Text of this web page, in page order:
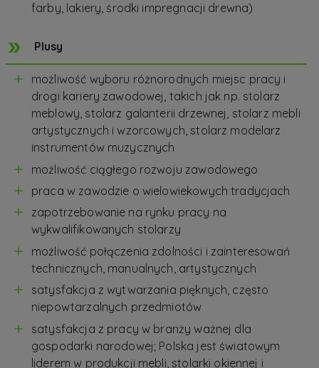
farby, lakiery, środki impregnacji drewna)
Plusy
możliwość wyboru różnorodnych miejsc pracy i
drogi kariery zawodowej, takich jak np. stolarz
meblowy, stolarz galanterii drzewnej, stolarz mebli
artystycznych i wzorcowych, stolarz modelarz
instrumentów muzycznych
możliwość ciągłego rozwoju zawodowego
praca w zawodzie o wielowiekowych tradycjach
zapotrzebowanie na rynku pracy na
wykwalifikowanych stolarzy
możliwość połączenia zdolności i zainteresowań
technicznych, manualnych, artystycznych
satysfakcja z wytwarzania pięknych, często
niepowtarzalnych przedmiotów
satysfakcja z pracy w branży ważnej dla
gospodarki narodowej; Polska jest światowym
liderem w produkcji mebli, stolarki okiennej i